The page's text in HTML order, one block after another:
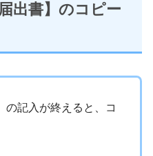
出書】のコピー
の記入が終えると、コ